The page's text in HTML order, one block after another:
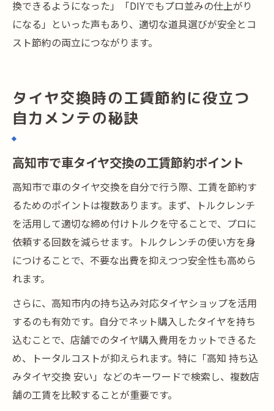
換できるようになった」「DIYでもプロ並みの仕上がり
になる」といった声もあり、適切な道具選びが安全とコ
スト節約の両立につながります。
タイヤ交換時の工賃節約に役立つ
自力メンテの秘訣
高知市で車タイヤ交換の工賃節約ポイント
高知市で車のタイヤ交換を自分で行う際、工賃を節約す
るためのポイントは複数あります。まず、トルクレンチ
を活用して適切な締め付けトルクを守ることで、プロに
依頼する回数を減らせます。トルクレンチの使い方を身
につけることで、不要な出費を抑えつつ安全性も高めら
れます。
さらに、高知市内の持ち込み対応タイヤショップを活用
するのも有効です。自分でネット購入したタイヤを持ち
込むことで、店舗でのタイヤ購入費用をカットできるた
め、トータルコストが抑えられます。特に「高知 持ち込
みタイヤ交換 安い」などのキーワードで検索し、複数店
舗の工賃を比較することが重要です。